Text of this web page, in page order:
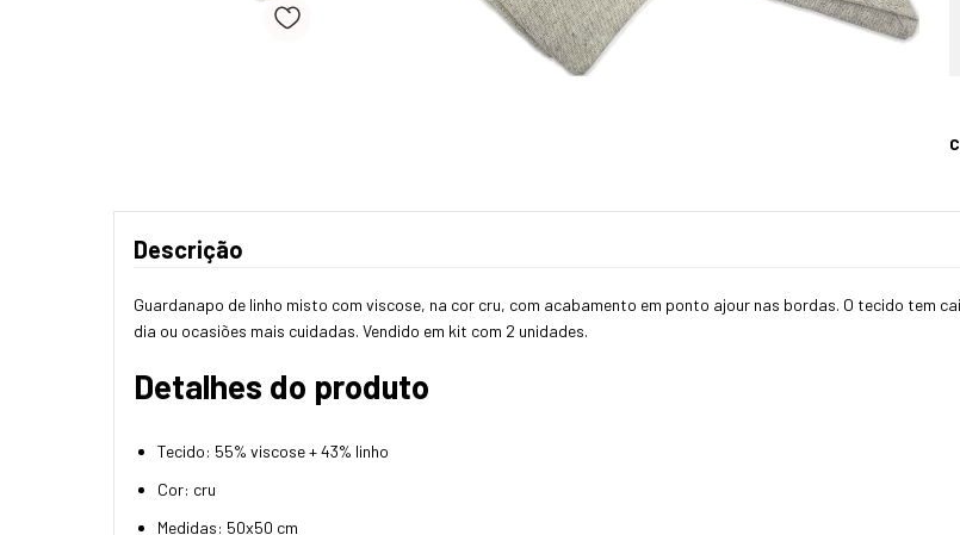
Descrição
Guardanapo de linho misto com viscose, na cor cru, com acabamento em ponto ajour nas bordas. O tecido tem
dia ou ocasiões mais cuidadas. Vendido em kit com 2 unidades.
Detalhes do produto
Tecido: 55% viscose + 43% linho
Cor: cru
Medidas: 50x50 cm